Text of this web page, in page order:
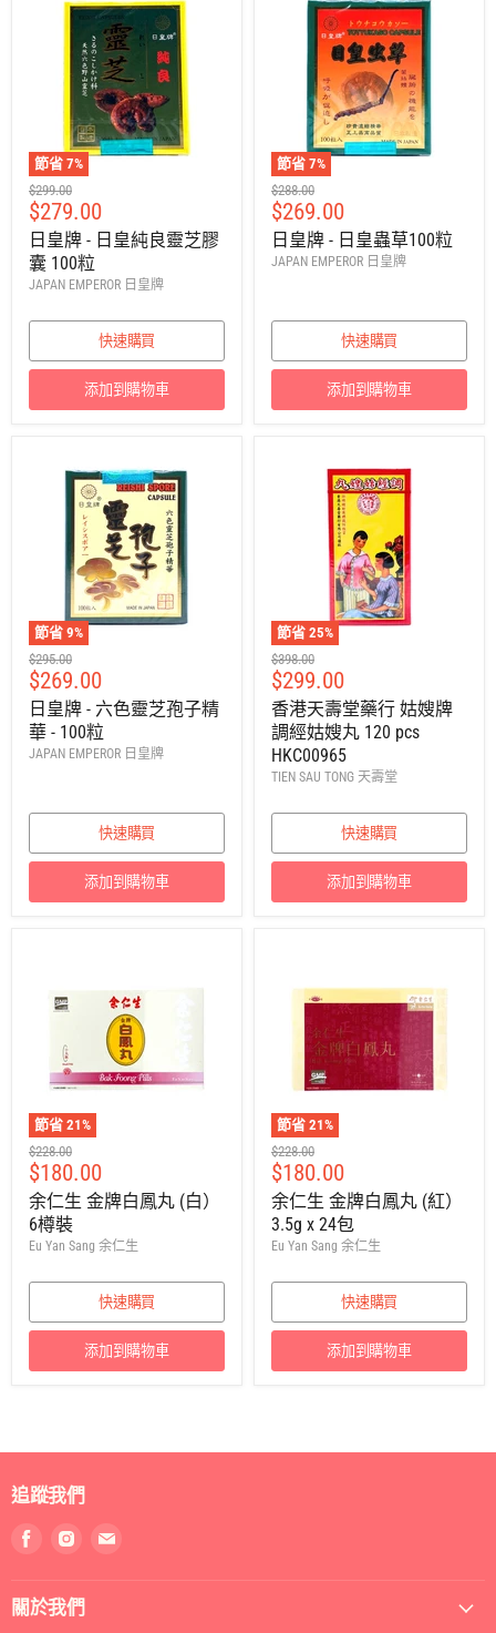
節省 7%
建
議
零
售
價
$299.00
售
價
$279.00
日皇牌 - 日皇純良靈芝膠
囊 100粒
JAPAN EMPEROR 日皇牌
快速購買
添加到購物車
節省 7%
建
議
零
售
價
$288.00
售
價
$269.00
日皇牌 - 日皇蟲草100粒
JAPAN EMPEROR 日皇牌
快速購買
添加到購物車
節省 9%
建
議
零
售
價
$295.00
售
價
$269.00
日皇牌 - 六色靈芝孢子精
華 - 100粒
JAPAN EMPEROR 日皇牌
快速購買
添加到購物車
節省 25%
建
議
零
售
價
$398.00
售
價
$299.00
香港天壽堂藥行 姑嫂牌
調經姑嫂丸 120 pcs
HKC00965
TIEN SAU TONG 天壽堂
快速購買
添加到購物車
節省 21%
建
議
零
售
價
$228.00
售
價
$180.00
余仁生 金牌白鳳丸 (白）
6樽裝
Eu Yan Sang 余仁生
快速購買
添加到購物車
節省 21%
建
議
零
售
價
$228.00
售
價
$180.00
余仁生 金牌白鳳丸 (紅）
3.5g x 24包
Eu Yan Sang 余仁生
快速購買
添加到購物車
追蹤我們
們
們
關於我們